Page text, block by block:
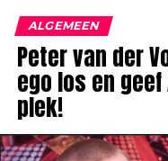
ALGEMEEN
Peter van der
ego los en
plek!